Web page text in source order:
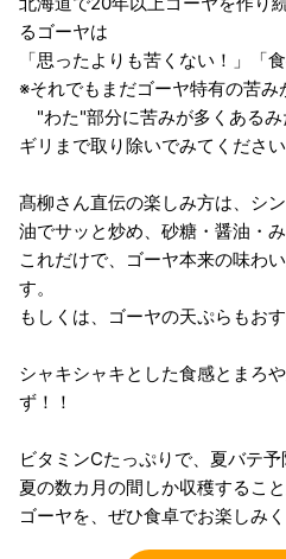
るゴーヤは
「思ったよりも苦くない！」「
※それでもまだゴーヤ特有の苦み
"わた"部分に苦みが多くあるみ
ギリまで取り除いでみてください
髙柳さん直伝の楽しみ方は、シン
油でサッと炒め、砂糖・醤油・み
これだけで、ゴーヤ本来の味わ
す。
もしくは、ゴーヤの天ぷらもお
シャキシャキとした食感とまろ
ず！！
ビタミンCたっぷりで、夏バテ予
夏の数カ月の間しか収穫するこ
ゴーヤを、ぜひ食卓でお楽しみく